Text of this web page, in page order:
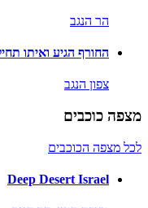
הר הנגב
החורף הגיע ואיתו
צפון הנגב
מצפה כוכבים
לכל מצפה הכוכבים
Deep Desert Israel